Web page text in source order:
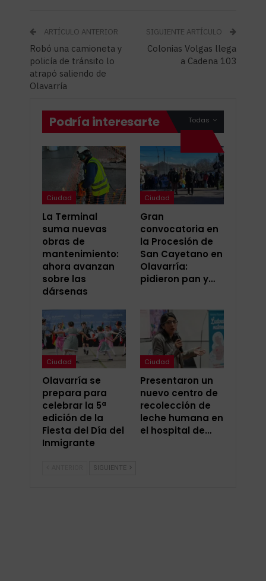
ARTÍCULO ANTERIOR
Robó una camioneta y
policía de tránsito lo
atrapó saliendo de
Olavarría
SIGUIENTE ARTÍCULO
Colonias Volgas llega
a Cadena 103
Todas
Podría interesarte
Ciudad
La Terminal
suma nuevas
obras de
mantenimiento:
ahora avanzan
sobre las
dársenas
Ciudad
Gran
convocatoria en
la Procesión de
San Cayetano en
Olavarría:
pidieron pan y…
Ciudad
Olavarría se
prepara para
celebrar la 5ª
edición de la
Fiesta del Día del
Inmigrante
Ciudad
Presentaron un
nuevo centro de
recolección de
leche humana en
el hospital de…
SIGUIENTE